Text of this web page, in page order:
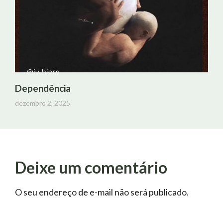
Dependência
dezembro 2, 2025
Deixe um comentário
O seu endereço de e-mail não será publicado.